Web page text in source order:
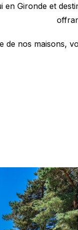
en Gironde et
de nos maisons,